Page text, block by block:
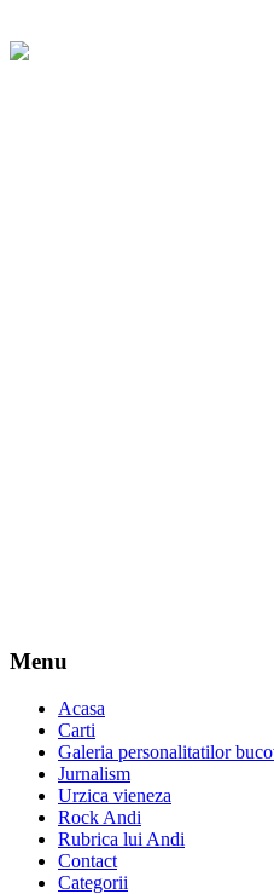
Menu
Acasa
Carti
Galeria personalitatilor
Jurnalism
Urzica vieneza
Rock Andi
Rubrica lui Andi
Contact
Categorii